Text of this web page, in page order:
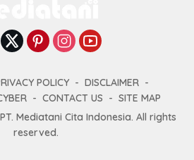
POLICY
DISCLAIMER
CONTACT US
SITE MAP
Mediatani Cita Indonesia. All rights
reserved.